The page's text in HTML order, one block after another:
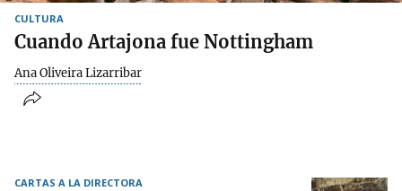
CULTURA
Cuando Artajona fue Nottingham
Ana Oliveira Lizarribar
CARTAS A LA DIRECTORA